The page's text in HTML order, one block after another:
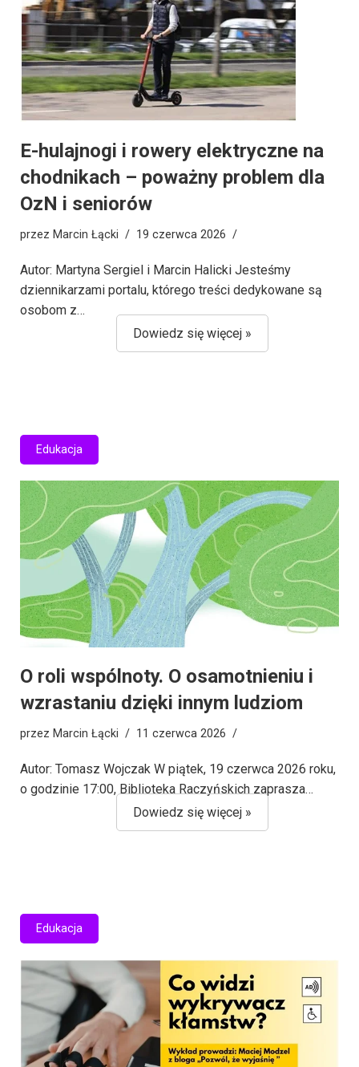
E-hulajnogi i rowery elektryczne na
chodnikach – poważny problem dla
OzN i seniorów
przez Marcin Łącki 19 czerwca 2026
Autor: Martyna Sergiel i Marcin Halicki Jesteśmy
dziennikarzami portalu, którego treści dedykowane są
osobom z…
Dowiedz się więcej »
O roli wspólnoty. O osamotnieniu i
wzrastaniu dzięki innym ludziom
przez Marcin Łącki 11 czerwca 2026
Edukacja
Autor: Tomasz Wojczak W piątek, 19 czerwca 2026 roku,
o godzinie 17:00, Biblioteka Raczyńskich zaprasza…
Dowiedz się więcej »
Edukacja